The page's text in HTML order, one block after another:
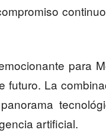
para
futuro. La
artificial.